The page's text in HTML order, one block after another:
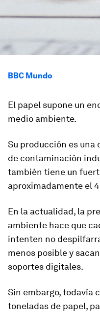
BBC Mundo
El papel supone un
medio ambiente.
Su producción es
de contaminación
también tiene un
aproximadamente el
En la actualidad, la
ambiente hace que
intenten no
menos posible y
soportes digitales.
Sin embargo, todavía
toneladas de papel,